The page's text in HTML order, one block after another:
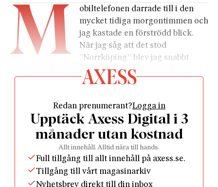
M
obiltelefonen darrade till i den
mycket tidiga morgontimmen och
jag kastade en förströdd blick.
När jag såg att det stod
”Norrköping” blev jag snabbt
klarvaken. Jag inser naturligtvis att människoliv är
lika mycket värda i Borås som i Bagdad som i
Graden av intresse ökar i takt med att nyheterna
kommer närmare. Och jag förstod givetvis att jag
som kommunalråd inom kort skulle behöva svara på
alla de förväntade frågorna som följer efter
dödsskjutningar. Hur reagerar jag nu när det brutala
våldet även har nått Norrköping? Vad kan vi göra
lokalt? Vad säger jag till ansvariga nationellt? Vad
Redan prenumerant?Logga in
Upptäck Axess Digital i 3
månader utan kostnad
Allt innehåll. Alltid nära till hands.
Full tillgång till allt innehåll på axess.se.
Tillgång till vårt magasinarkiv
Nyhetsbrev direkt till din inbox